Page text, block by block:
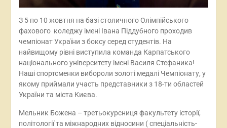
З 5 по 10 жовтня на базі столичного Олімпійського
фахового коледжу імені Івана Піддубного проходив
чемпіонат України з боксу серед студентів. На
найвищому рівні виступила команда Карпатського
національного університету імені Василя Стефаника!
Наші спортсменки вибороли золоті медалі Чемпіонату, у
якому приймали участь представники з 18-ти областей
України та міста Києва.
Мельник Божена – третьокурсниця факультету історії,
політології та міжнародних відносини ( спеціальність-